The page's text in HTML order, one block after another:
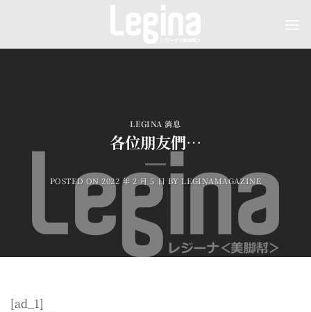
LEGINA 消息
各位朋友們…
POSTED ON 2022 年 2 月 5 日 BY LEGINAMAGAZINE
[ad_1]